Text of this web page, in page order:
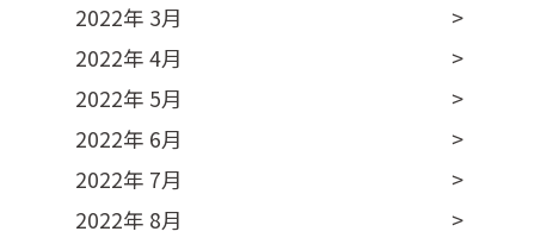
2022年 3月
2022年 4月
2022年 5月
2022年 6月
2022年 7月
2022年 8月